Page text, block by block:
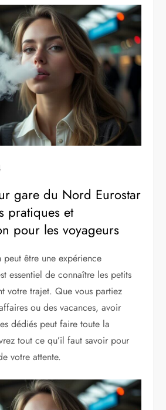
gare du Nord Eurostar
pratiques et
pour les voyageurs
peut être une expérience
essentiel de connaître les petits
votre trajet. Que vous partiez
ou des vacances, avoir
dédiés peut faire toute la
tout ce qu’il faut savoir pour
votre attente.